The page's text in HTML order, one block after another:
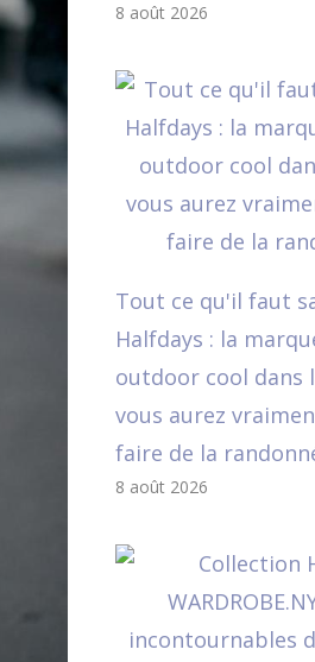
8 août 2026
Tout ce qu'il faut
Halfdays : la
outdoor cool dans
vous aurez
faire de la
8 août 2026